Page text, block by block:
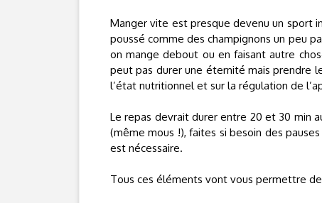
Manger vite est presque devenu un sport
poussé comme des champignons un peu
on mange debout ou en faisant autre
peut pas durer une éternité mais prendre
l’état nutritionnel et sur la régulation de
Le repas devrait durer entre 20 et 30 min
(même mous !), faites si besoin des
est nécessaire.
Tous ces éléments vont vous permettre